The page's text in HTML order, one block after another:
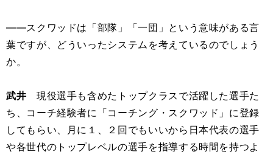
――スクワッドは「部隊」「一団」という意味がある言
葉ですが、どういったシステムを考えているのでしょう
か。
武井 現役選手も含めたトップクラスで活躍した選手た
ち、コーチ経験者に「コーチング・スクワッド」に登録
してもらい、月に１、２回でもいいから日本代表の選手
や各世代のトップレベルの選手を指導する時間を持つよ